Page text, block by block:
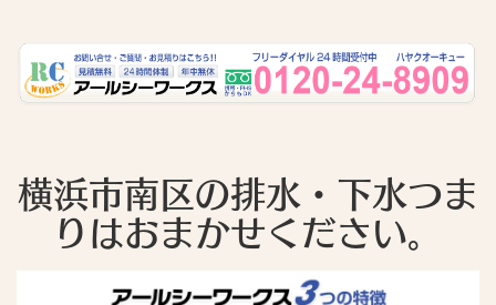
横浜市南区の排水・下水つま
りはおまかせください。